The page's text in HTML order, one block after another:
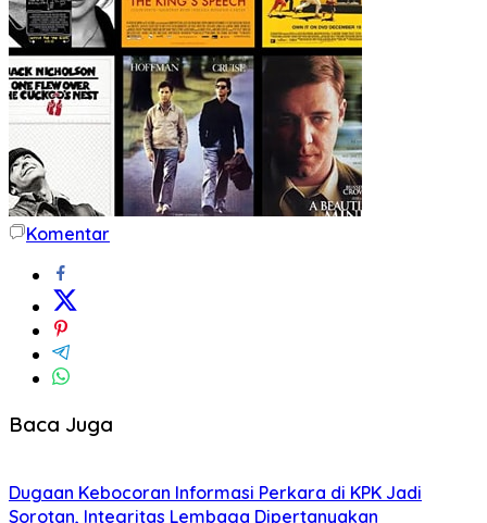
Komentar
Baca Juga
Dugaan Kebocoran Informasi Perkara di KPK Jadi
Sorotan, Integritas Lembaga Dipertanyakan